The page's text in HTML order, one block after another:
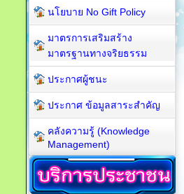
นโยบาย No Gift Policy
มาตรการเสริมสร้าง
มาตรฐานทางจริยธรรม
ประกาศผู้ชนะ
ประกาศ ข้อมูลสาระสำคัญ
คลังความรู้ (Knowledge
Management)